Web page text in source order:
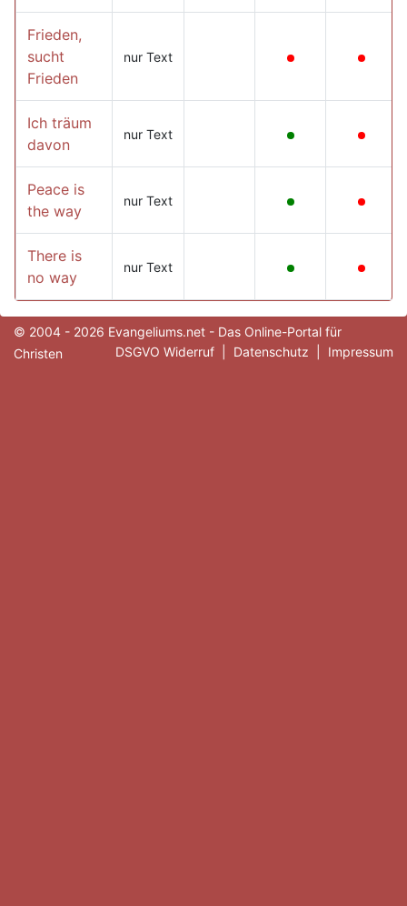
Frieden,
sucht
Frieden
nur Text
Ich träum
davon
nur Text
Peace is
the way
nur Text
There is
no way
nur Text
© 2004 - 2026 Evangeliums.net - Das Online-Portal für
Christen
DSGVO Widerruf Datenschutz Impressum